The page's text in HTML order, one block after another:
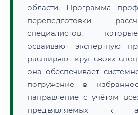
области. Программа
переподготовки
специалистов,
осваивают экспертную
расширяют круг своих
она обеспечивает
погружение в
направление с учётом
предъявляемых к